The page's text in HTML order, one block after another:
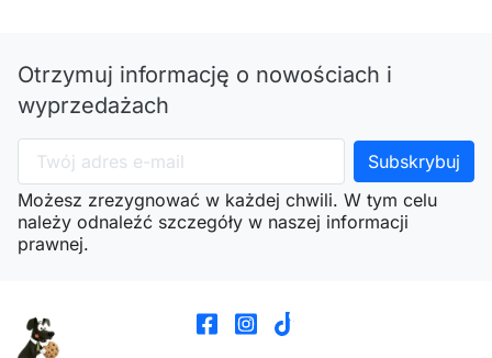
Otrzymuj informację o nowościach i
wyprzedażach
Możesz zrezygnować w każdej chwili. W tym celu
należy odnaleźć szczegóły w naszej informacji
prawnej.